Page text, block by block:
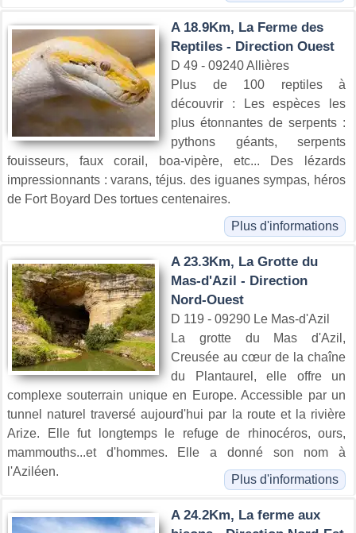
A 18.9Km, La Ferme des
Reptiles - Direction Ouest
D 49 - 09240 Allières
Plus de 100 reptiles à
découvrir : Les espèces les
plus étonnantes de serpents :
pythons géants, serpents
fouisseurs, faux corail, boa-vipère, etc... Des lézards
impressionnants : varans, téjus. des iguanes sympas, héros
de Fort Boyard Des tortues centenaires.
Plus d'informations
A 23.3Km, La Grotte du
Mas-d'Azil - Direction
Nord-Ouest
D 119 - 09290 Le Mas-d'Azil
La grotte du Mas d'Azil,
Creusée au cœur de la chaîne
du Plantaurel, elle offre un
complexe souterrain unique en Europe. Accessible par un
tunnel naturel traversé aujourd'hui par la route et la rivière
Arize. Elle fut longtemps le refuge de rhinocéros, ours,
mammouths...et d'hommes. Elle a donné son nom à
l'Aziléen.
Plus d'informations
A 24.2Km, La ferme aux